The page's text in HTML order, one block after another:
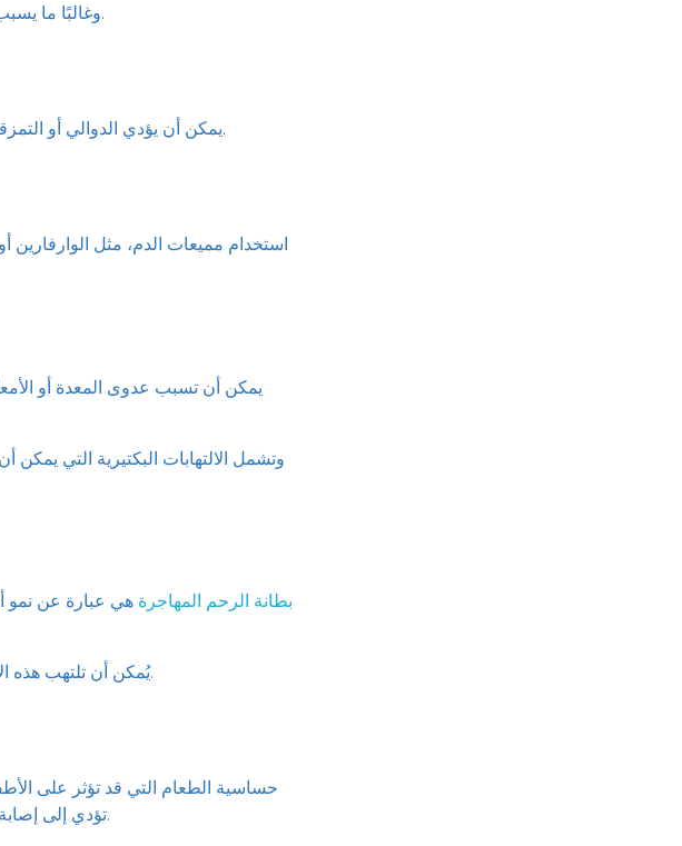
وغالبًا ما يسبب سرطان القولون والمستقيم نزيفًا لا يمكن ملاحظته بالعين المجردة.
يمكن أن يؤدي الدوالي أو التمزقات في المريء أو التمزقات في المريء إلى حدوث نزيف بشكل حاد.
استخدام مميعات الدم، مثل الوارفارين
يمكن أن تسبب عدوى المعدة أو
وتشمل الالتهابات البكتيرية التي يمكن
بطانة الرحم المهاجرة هي عبارة عن نمو
يُمكن أن تلتهب هذه الأنسجة وتنزف أثناء الدورة الشهرية، كما قد تسبب نزول دم مع البراز.
حساسية الطعام التي قد تؤثر على
تؤدي إلى إصابة الأطفال بالتهاب القولون، وهو ما يؤدي بدوره إلى نزول دم مع البراز.